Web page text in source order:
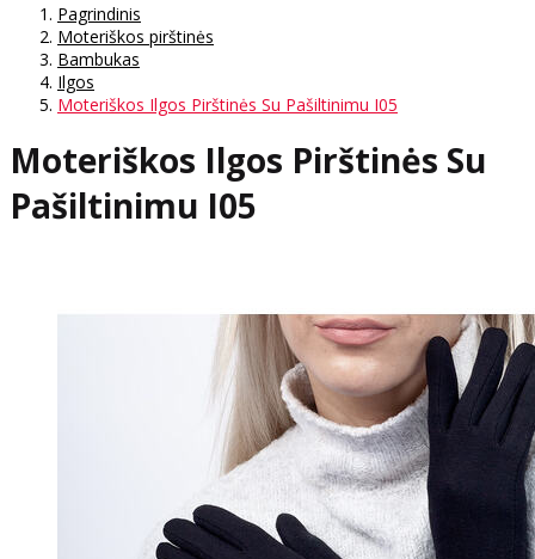
Pagrindinis
Moteriškos pirštinės
Bambukas
Ilgos
Moteriškos Ilgos Pirštinės Su Pašiltinimu I05
Moteriškos Ilgos Pirštinės Su
Pašiltinimu I05